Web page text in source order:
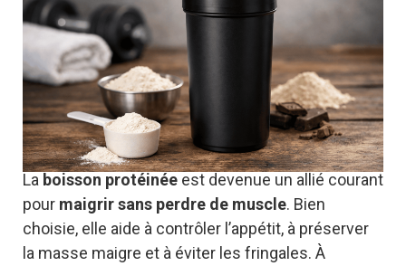
La boisson protéinée est devenue un allié courant
pour maigrir sans perdre de muscle. Bien
choisie, elle aide à contrôler l’appétit, à préserver
la masse maigre et à éviter les fringales. À